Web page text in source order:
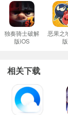
独奏骑士破解
版iOS
恶果之
版
相关下载